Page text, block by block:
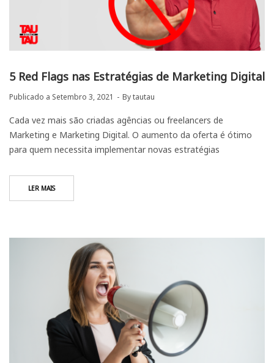
5 Red Flags nas Estratégias de Marketing Digital
Publicado a Setembro 3, 2021 Bytautau
Cada vez mais são criadas agências ou freelancers de
Marketing e Marketing Digital. O aumento da oferta é ótimo
para quem necessita implementar novas estratégias
LER MAIS